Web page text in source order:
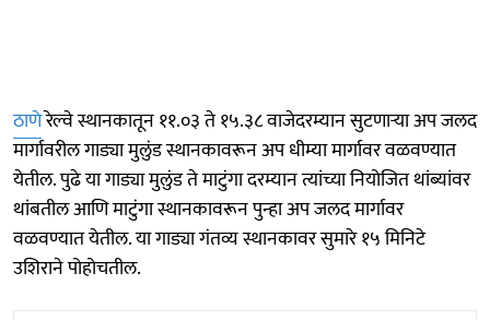
ठाणेरेल्वे स्थानकातून ११.०३ ते १५.३८ वाजेदरम्यान सुटणाऱ्या अप जलद
मार्गावरील गाड्या मुलुंड स्थानकावरून अप धीम्या मार्गावर वळवण्यात
येतील. पुढे या गाड्या मुलुंड ते माटुंगा दरम्यान त्यांच्या नियोजित थांब्यांवर
थांबतील आणि माटुंगा स्थानकावरून पुन्हा अप जलद मार्गावर
वळवण्यात येतील. या गाड्या गंतव्य स्थानकावर सुमारे १५ मिनिटे
उशिराने पोहोचतील.